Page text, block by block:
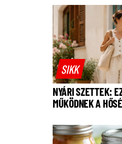
SIKK
NYÁRI SZETTEK:
MŰKÖDNEK A